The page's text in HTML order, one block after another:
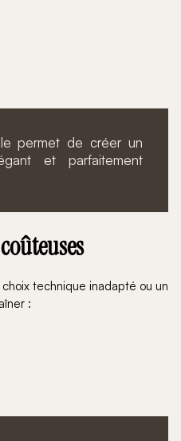
permet de créer un
et parfaitement
technique inadapté ou un
: